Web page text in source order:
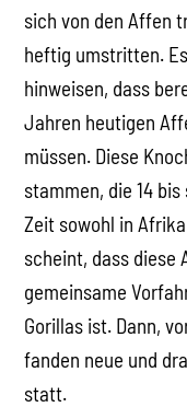
sich von den Affen
heftig umstritten.
hinweisen, dass
Jahren heutigen
müssen. Diese
stammen, die 14
Zeit sowohl in
scheint, dass diese
gemeinsame
Gorillas ist. Dann,
fanden neue und
statt.